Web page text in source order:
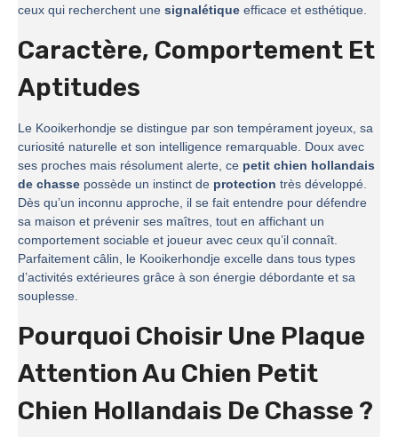
ceux qui recherchent une signalétique efficace et esthétique.
Caractère, Comportement Et
Aptitudes
Le Kooikerhondje se distingue par son tempérament joyeux, sa
curiosité naturelle et son intelligence remarquable. Doux avec
ses proches mais résolument alerte, ce petit chien hollandais
de chasse possède un instinct de protection très développé.
Dès qu’un inconnu approche, il se fait entendre pour défendre
sa maison et prévenir ses maîtres, tout en affichant un
comportement sociable et joueur avec ceux qu’il connaît.
Parfaitement câlin, le Kooikerhondje excelle dans tous types
d’activités extérieures grâce à son énergie débordante et sa
souplesse.
Pourquoi Choisir Une Plaque
Attention Au Chien Petit
Chien Hollandais De Chasse ?